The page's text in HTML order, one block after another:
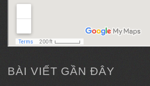
BÀI VIẾT GẦN ĐÂY